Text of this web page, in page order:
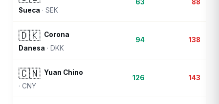
Sueca ·SEK
63 88
🇩🇰 Corona
Danesa · DKK
94 138
🇨🇳 Yuan Chino
·CNY
126 143